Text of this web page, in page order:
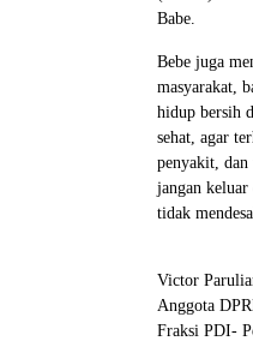
Babe.
Bebe juga
masyarakat,
hidup bersih
sehat, agar
penyakit, dan
jangan
tidak
Victor
Anggota
Fraksi PDI-